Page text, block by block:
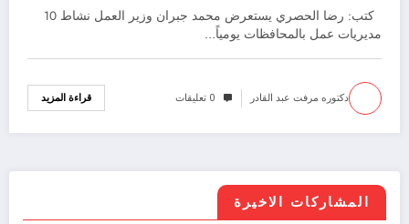
كتب: رضا الحصري يستعرض محمد جبران وزير العمل نشاط 10
مديريات عمل بالمحافظات يومياً…
دكتوره مرفت عبد القادر 0 تعليقات قراءة المزيد
المشاركات الاخيرة